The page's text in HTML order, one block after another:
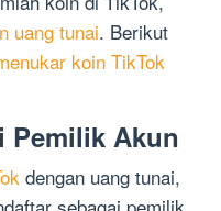
uang tunai. Berikut
koin TikTok
Pemilik Akun
dengan uang tunai,